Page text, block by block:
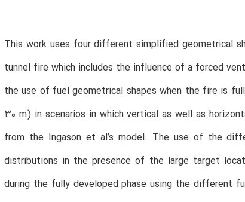
This work uses four different simplified geometrical
tunnel fire which includes the influence of a forced
the use of fuel geometrical shapes when the fire is
30 m) in scenarios in which vertical as well as
from the Ingason et al’s model. The use of the
distributions in the presence of the large target
during the fully developed phase using the different